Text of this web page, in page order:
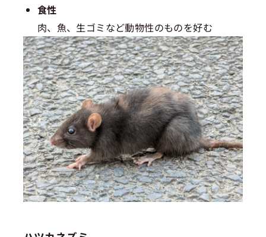
食性
肉、魚、生ゴミなど動物性のものを好む